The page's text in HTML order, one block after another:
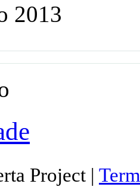
2013
Project |